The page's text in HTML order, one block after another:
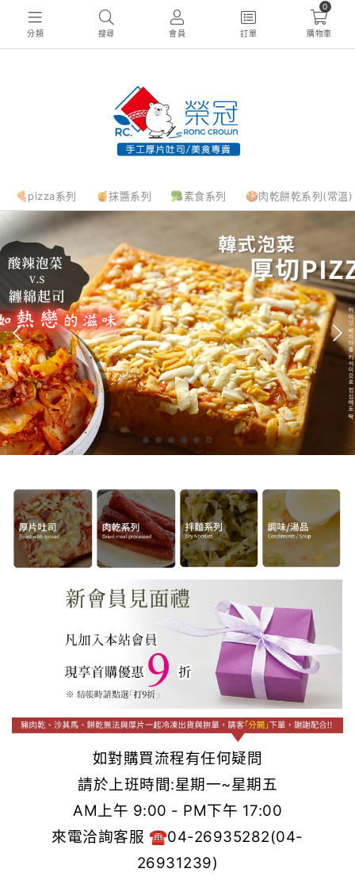
分類 搜尋 會員 訂單
0
購物車
🍕pizza系列 🍯抹醬系列 🥦素食系列 🍪肉乾餅乾系列(常溫)
如對購買流程有任何疑問
請於上班時間:星期一~星期五
AM上午 9:00 - PM下午 17:00
來電洽詢客服 ☎︎04-26935282(04-
26931239)